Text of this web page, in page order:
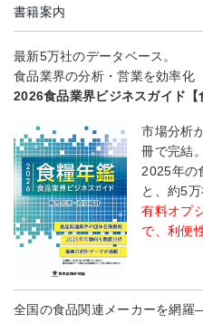
書籍案内
最新5万社のデータベース。
食品業界の分析・営業を効率化
2026食品業界ビジネスガイド【
市場分析
冊で完結。
2025年の
と、約5万
有料オプ
で、利便
全国の食品関連メーカーを網